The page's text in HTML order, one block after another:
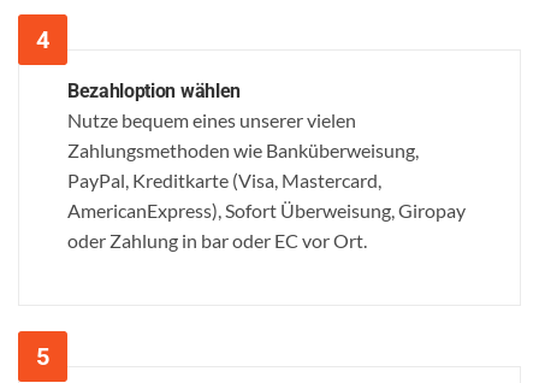
Bezahloption wählen
Nutze bequem eines unserer vielen
Zahlungsmethoden wie Banküberweisung,
PayPal, Kreditkarte (Visa, Mastercard,
AmericanExpress), Sofort Überweisung, Giropay
oder Zahlung in bar oder EC vor Ort.